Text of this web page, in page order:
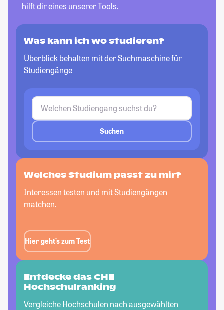
hilft dir eines unserer Tools.
Was kann ich wo studieren?
Überblick behalten mit der Suchmaschine für
Studiengänge
Suchen
Welches Studium passtzu mir?
Interessen testen und mit Studiengängen
matchen.
Hier geht’s zum Test
Entdecke das CHE
Hochschulranking
Vergleiche Hochschulen nach ausgewählten